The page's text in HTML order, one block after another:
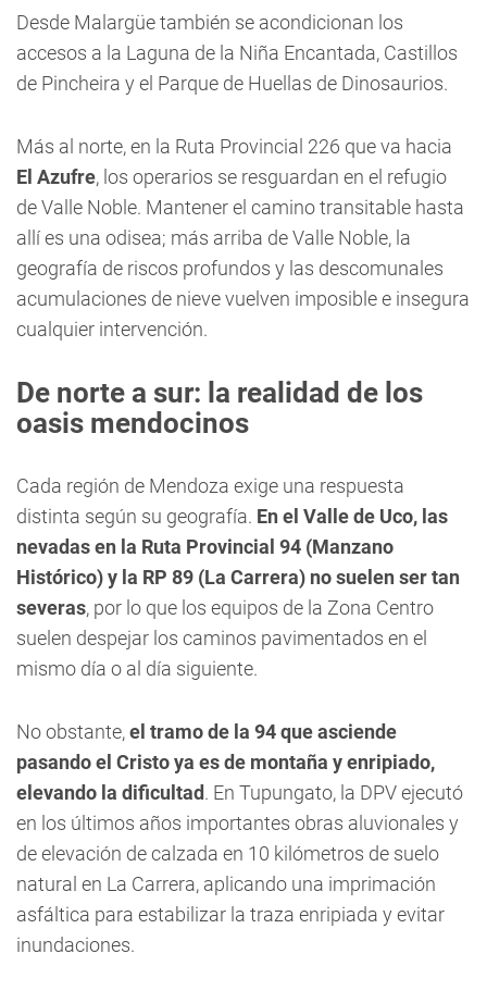
Desde Malargüe también se acondicionan los
accesos a la Laguna de la Niña Encantada, Castillos
de Pincheira y el Parque de Huellas de Dinosaurios.
Más al norte, en la Ruta Provincial 226 que va hacia
El Azufre, los operarios se resguardan en el refugio
de Valle Noble. Mantener el camino transitable hasta
allí es una odisea; más arriba de Valle Noble, la
geografía de riscos profundos y las descomunales
acumulaciones de nieve vuelven imposible e insegura
cualquier intervención.
De norte a sur: la realidad de los
oasis mendocinos
Cada región de Mendoza exige una respuesta
distinta según su geografía. En el Valle de Uco, las
nevadas en la Ruta Provincial 94 (Manzano
Histórico) y la RP 89 (La Carrera) no suelen ser tan
severas, por lo que los equipos de la Zona Centro
suelen despejar los caminos pavimentados en el
mismo día o al día siguiente.
No obstante,el tramo de la 94 que asciende
pasando el Cristo ya es de montaña y enripiado,
elevando la dificultad. En Tupungato, la DPV ejecutó
en los últimos años importantes obras aluvionales y
de elevación de calzada en 10 kilómetros de suelo
natural en La Carrera, aplicando una imprimación
asfáltica para estabilizar la traza enripiada y evitar
inundaciones.